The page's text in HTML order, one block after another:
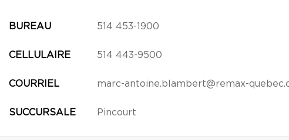
BUREAU 514 453-1900
CELLULAIRE 514 443-9500
COURRIEL marc-antoine.blambert@remax-
SUCCURSALE Pincourt